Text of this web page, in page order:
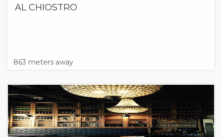
AL CHIOSTRO
863 meters away